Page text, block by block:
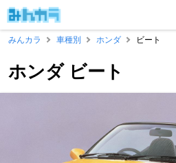
みんカラ
車種別 ホンダ ビート
ホンダ ビート